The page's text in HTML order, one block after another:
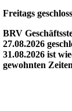
Freitags
BRV
27.08.2026
31.08.2026 ist
gewohnten